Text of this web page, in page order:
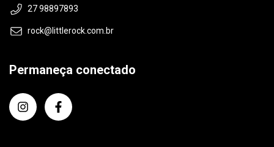
27 98897893
rock@littlerock.com.br
Permaneça conectado